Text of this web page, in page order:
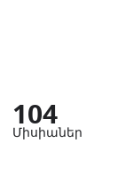
104
Միսիաներ